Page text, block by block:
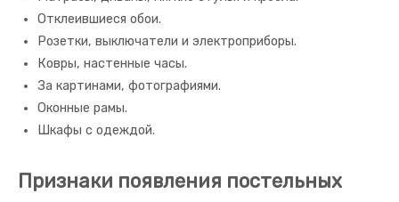
Отклеившиеся обои.
Розетки, выключатели и электроприборы.
Ковры, настенные часы.
За картинами, фотографиями.
Оконные рамы.
Шкафы с одеждой.
Признаки появления постельных